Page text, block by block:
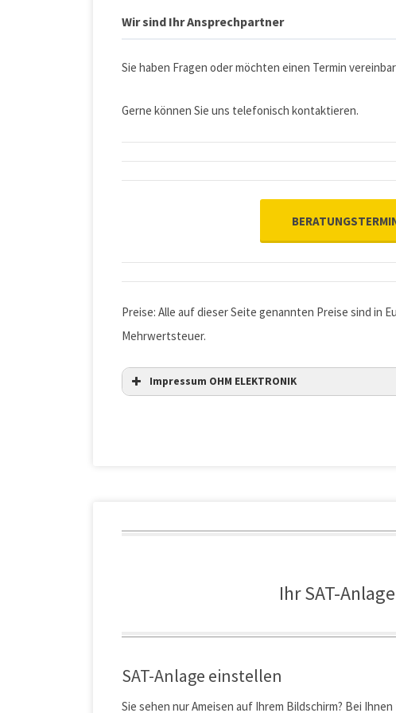
Wir sind Ihr Ansprechpartner
Sie haben Fragen oder möchten einen Termin
Gerne können Sie uns telefonisch kontaktieren.
Preise: Alle auf dieser Seite genannten Preise sind in
Mehrwertsteuer.
Impressum OHM ELEKTRONIK
Ihr SAT-
SAT-Anlage einstellen
Sie sehen nur Ameisen auf Ihrem Bildschirm? Bei